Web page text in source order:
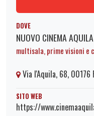
DOVE
NUOVO CINEMA AQUILA
multisala, prime visioni e
Via l'Aquila, 68, 00176
SITO WEB
https://